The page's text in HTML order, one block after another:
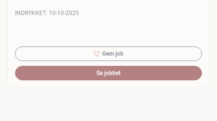
INDRYKKET: 10-10-2025
Gem job
Se jobbet